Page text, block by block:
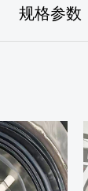
规格参数